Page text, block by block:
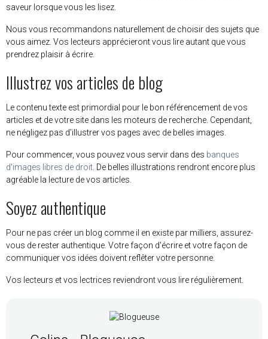
saveur lorsque vous les lisez.
Nous vous recommandons naturellement de choisir des sujets que
vous aimez. Vos lecteurs apprécieront vous lire autant que vous
prendrez plaisir à écrire.
Illustrez vos articles de blog
Le contenu texte est primordial pour le bon référencement de vos
articles et de votre site dans les moteurs de recherche. Cependant,
ne négligez pas d'illustrer vos pages avec de belles images.
Pour commencer, vous pouvez vous servir dans des banques
d'images libres de droit . De belles illustrations rendront encore plus
agréable la lecture de vos articles.
Soyez authentique
Pour ne pas créer un blog comme il en existe par milliers, assurez-
vous de rester authentique. Votre façon d'écrire et votre façon de
communiquer vos idées doivent reflêter votre personne.
Vos lecteurs et vos lectrices reviendront vous lire régulièrement.